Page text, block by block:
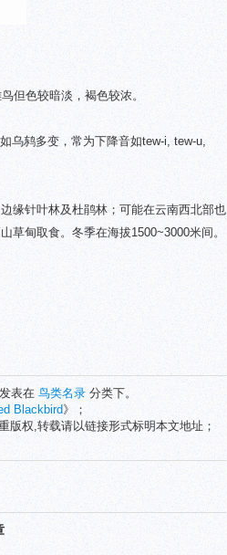
但色较暗淡，褐色较浓。
乌鸫多变，常为下降音如tew-i, tew-u,
缘针叶林及杜鹃林；可能在云南西北部也
草甸取食。冬季在海拔1500~3000米间。
表在 鸟类名录 分类下。
Blackbird》；
版权,转载请以链接形式标明本文地址；